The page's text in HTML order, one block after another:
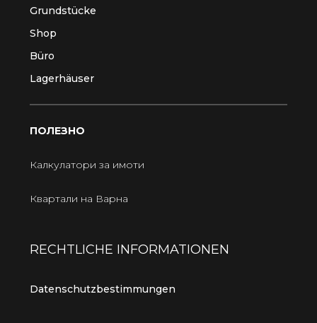
Grundstücke
Shop
Büro
Lagerhäuser
ПОЛЕЗНО
Калкулатори за имоти
Квартали на Варна
RECHTLICHE INFORMATIONEN
Datenschutzbestimmungen